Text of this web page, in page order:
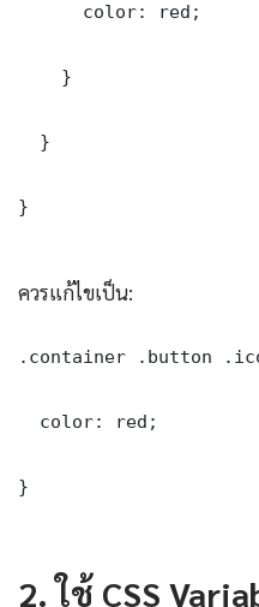
      color: red;
    }
  }
}
ควรแก้ไขเป็น:
.container .button
  color: red;
}
2. ใช้ CSS